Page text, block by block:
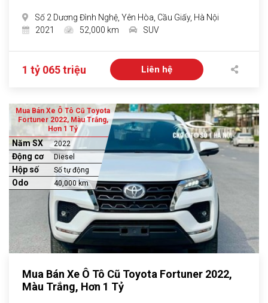
Số 2 Dương Đình Nghệ, Yên Hòa, Cầu Giấy, Hà Nội
2021
52,000 km SUV
1 tỷ 065 triệu Liên hệ
Mua Bán Xe Ô Tô Cũ Toyota
Fortuner 2022, Màu Trắng,
Hơn 1 Tỷ
Năm SX 2022
Động cơ Diesel
Hộp số Số tự động
Odo 40,000 km
Mua Bán Xe Ô Tô Cũ Toyota Fortuner 2022,
Màu Trắng, Hơn 1 Tỷ